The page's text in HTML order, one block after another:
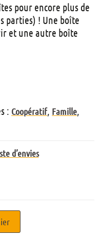
pour encore plus de
parties) ! Une boîte
et une autre boîte
: Coopératif, Famille
d’envies